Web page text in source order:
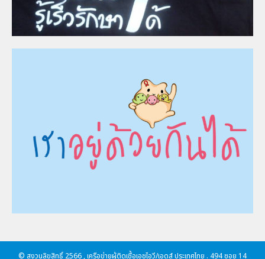
© สงวนลิขสิทธิ์ 2566 , เครือข่ายผู้ติดเชื้อเอชไอวี/เอดส์ ประเทศไทย . 494 ซอย 14